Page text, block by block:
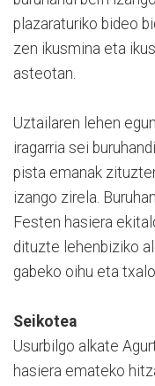
plazaraturiko bideo
zen ikusmina eta
asteotan.
Uztailaren lehen
iragarria sei
pista emanak
izango zirela.
Festen hasiera
dituzte lehenbiziko
gabeko oihu eta
Seikotea
Usurbilgo alkate
hasiera emateko